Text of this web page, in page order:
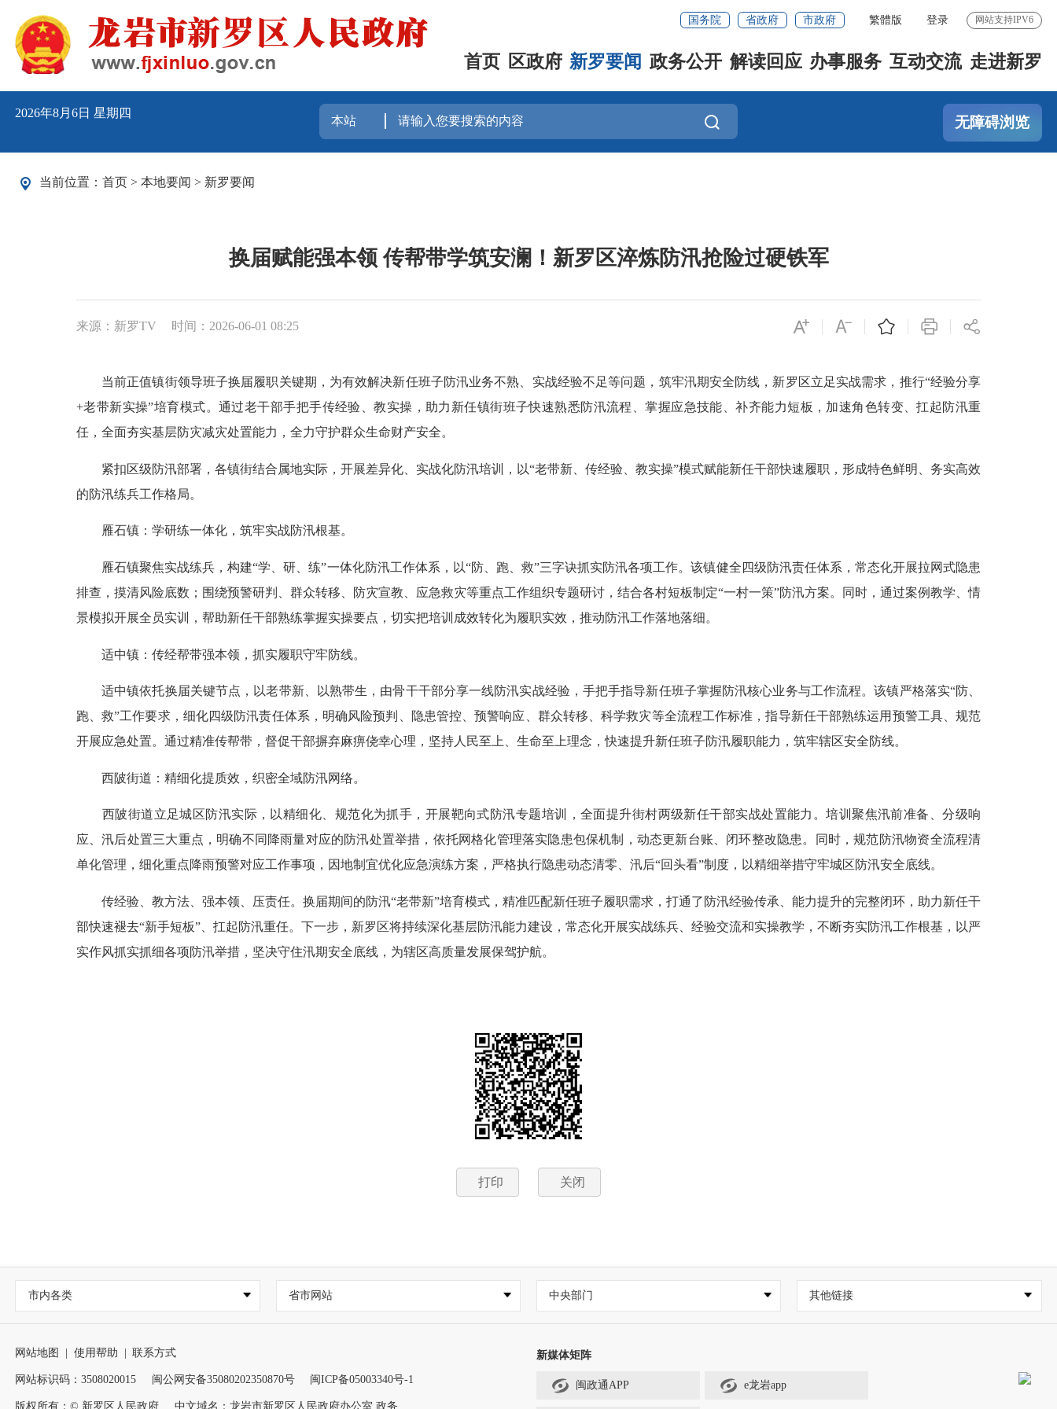
国务院 省政府 市政府 繁體版 登录 网站支持IPV6
首页 区政府 新罗要闻 政务公开 解读回应 办事服务 互动交流 走进新罗
2026年8月6日 星期四
无障碍浏览
当前位置： 首页 > 本地要闻 > 新罗要闻
换届赋能强本领 传帮带学筑安澜！新罗区淬炼防汛抢险过硬铁军
来源：新罗TV 时间：2026-06-01 08:25
当前正值镇街领导班子换届履职关键期，为有效解决新任班子防汛业务不熟、实战经验不足等问题，筑牢汛期安全防线，新罗区立足实战需求，推行“经验分享
+老带新实操”培育模式。通过老干部手把手传经验、教实操，助力新任镇街班子快速熟悉防汛流程、掌握应急技能、补齐能力短板，加速角色转变、扛起防汛重
任，全面夯实基层防灾减灾处置能力，全力守护群众生命财产安全。
紧扣区级防汛部署，各镇街结合属地实际，开展差异化、实战化防汛培训，以“老带新、传经验、教实操”模式赋能新任干部快速履职，形成特色鲜明、务实高效
的防汛练兵工作格局。
雁石镇：学研练一体化，筑牢实战防汛根基。
雁石镇聚焦实战练兵，构建“学、研、练”一体化防汛工作体系，以“防、跑、救”三字诀抓实防汛各项工作。该镇健全四级防汛责任体系，常态化开展拉网式隐患
排查，摸清风险底数；围绕预警研判、群众转移、防灾宣教、应急救灾等重点工作组织专题研讨，结合各村短板制定“一村一策”防汛方案。同时，通过案例教学、情
景模拟开展全员实训，帮助新任干部熟练掌握实操要点，切实把培训成效转化为履职实效，推动防汛工作落地落细。
适中镇：传经帮带强本领，抓实履职守牢防线。
适中镇依托换届关键节点，以老带新、以熟带生，由骨干干部分享一线防汛实战经验，手把手指导新任班子掌握防汛核心业务与工作流程。该镇严格落实“防、
跑、救”工作要求，细化四级防汛责任体系，明确风险预判、隐患管控、预警响应、群众转移、科学救灾等全流程工作标准，指导新任干部熟练运用预警工具、规范
开展应急处置。通过精准传帮带，督促干部摒弃麻痹侥幸心理，坚持人民至上、生命至上理念，快速提升新任班子防汛履职能力，筑牢辖区安全防线。
西陂街道：精细化提质效，织密全域防汛网络。
西陂街道立足城区防汛实际，以精细化、规范化为抓手，开展靶向式防汛专题培训，全面提升街村两级新任干部实战处置能力。培训聚焦汛前准备、分级响
应、汛后处置三大重点，明确不同降雨量对应的防汛处置举措，依托网格化管理落实隐患包保机制，动态更新台账、闭环整改隐患。同时，规范防汛物资全流程清
单化管理，细化重点降雨预警对应工作事项，因地制宜优化应急演练方案，严格执行隐患动态清零、汛后“回头看”制度，以精细举措守牢城区防汛安全底线。
传经验、教方法、强本领、压责任。换届期间的防汛“老带新”培育模式，精准匹配新任班子履职需求，打通了防汛经验传承、能力提升的完整闭环，助力新任干
部快速褪去“新手短板”、扛起防汛重任。下一步，新罗区将持续深化基层防汛能力建设，常态化开展实战练兵、经验交流和实操教学，不断夯实防汛工作根基，以严
实作风抓实抓细各项防汛举措，坚决守住汛期安全底线，为辖区高质量发展保驾护航。
打印 关闭
市内各类 省市网站 中央部门 其他链接
网站地图 | 使用帮助 | 联系方式
网站标识码：3508020015 闽公网安备35080202350870号 闽ICP备05003340号-1
版权所有：© 新罗区人民政府 中文域名：龙岩市新罗区人民政府办公室.政务
新媒体矩阵
闽政通APP e龙岩app